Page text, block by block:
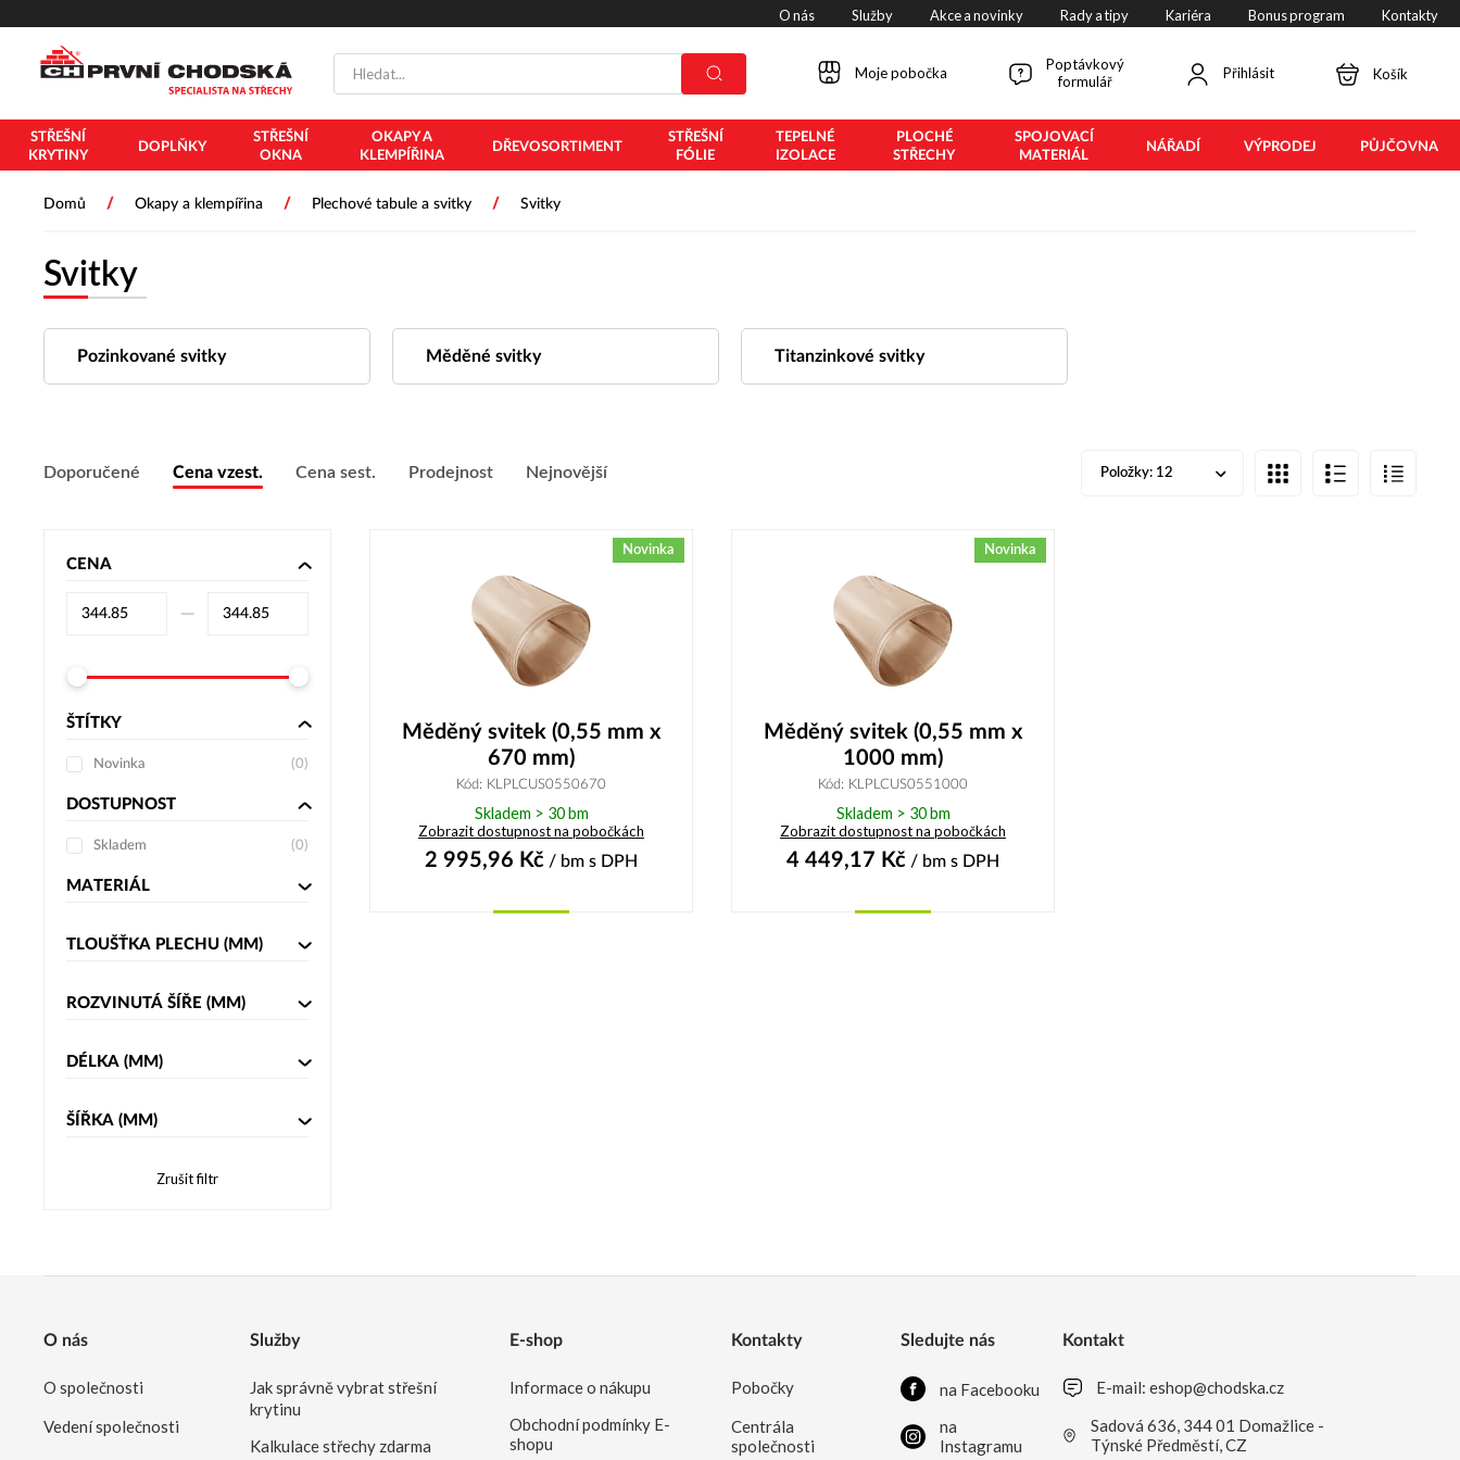
O nás Služby Akce a novinky Rady a tipy Kariéra Bonus program Kontakty
Moje pobočka
Poptávkový
formulář
Přihlásit Košík
STŘEŠNÍ
KRYTINY
DOPLŇKY
STŘEŠNÍ
OKNA
OKAPY A
KLEMPÍŘINA
DŘEVOSORTIMENT
STŘEŠNÍ
FÓLIE
TEPELNÉ
IZOLACE
PLOCHÉ
STŘECHY
SPOJOVACÍ
MATERIÁL
NÁŘADÍ VÝPRODEJ PŮJČOVNA
Domů / Okapy a klempířina / Plechové tabule a svitky / Svitky
Svitky
Pozinkované svitky Měděné svitky Titanzinkové svitky
Doporučené Cena vzest. Cena sest. Prodejnost Nejnovější Položky: 12
CENA
–⁠
ŠTÍTKY
Novinka (0)
DOSTUPNOST
Skladem (0)
MATERIÁL
TLOUŠŤKA PLECHU (MM)
ROZVINUTÁ ŠÍŘE (MM)
DÉLKA (MM)
ŠÍŘKA (MM)
Zrušit filtr
Novinka
Měděný svitek (0,55 mm x
670 mm)
Kód: KLPLCUS0550670
Skladem > 30 bm
Zobrazit dostupnost na pobočkách
2 995,96 Kč / bm s DPH
Novinka
Měděný svitek (0,55 mm x
1000 mm)
Kód: KLPLCUS0551000
Skladem > 30 bm
Zobrazit dostupnost na pobočkách
4 449,17 Kč / bm s DPH
O nás
O společnosti
Vedení společnosti
Služby
Jak správně vybrat střešní
krytinu
Kalkulace střechy zdarma
E-shop
Informace o nákupu
Obchodní podmínky E-
shopu
Kontakty
Pobočky
Centrála
společnosti
Sledujte nás
na Facebooku
na
Instagramu
Kontakt
E-mail:eshop@chodska.cz
Sadová 636, 344 01 Domažlice -
Týnské Předměstí, CZ